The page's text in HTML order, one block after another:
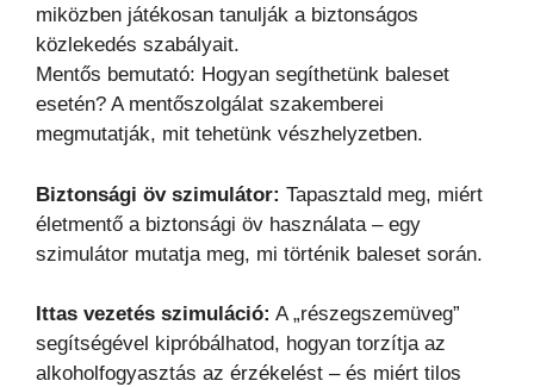
miközben játékosan tanulják a biztonságos
közlekedés szabályait.
Mentős bemutató: Hogyan segíthetünk baleset
esetén? A mentőszolgálat szakemberei
megmutatják, mit tehetünk vészhelyzetben.
Biztonsági öv szimulátor: Tapasztald meg, miért
életmentő a biztonsági öv használata – egy
szimulátor mutatja meg, mi történik baleset során.
Ittas vezetés szimuláció: A „részegszemüveg”
segítségével kipróbálhatod, hogyan torzítja az
alkoholfogyasztás az érzékelést – és miért tilos